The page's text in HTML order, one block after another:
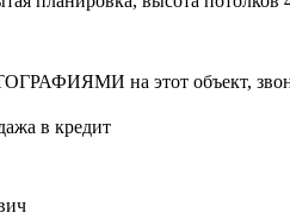
на этот объект,
в кредит